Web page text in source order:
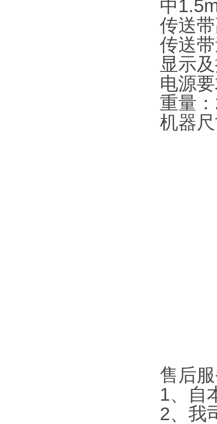
中
传送
传送
显示
电源
重量
机器
售后
1、自
2、我